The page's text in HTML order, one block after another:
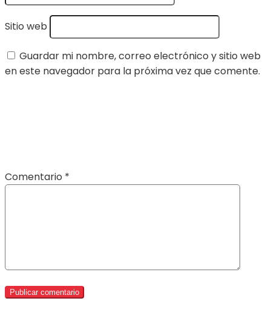
Sitio web
Guardar mi nombre, correo electrónico y sitio web
en este navegador para la próxima vez que comente.
Comentario *